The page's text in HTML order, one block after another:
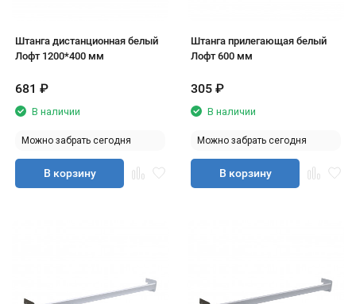
Штанга дистанционная белый
Лофт 1200*400 мм
681 ₽
В наличии
Можно забрать сегодня
В корзину
Штанга прилегающая белый
Лофт 600 мм
305 ₽
В наличии
Можно забрать сегодня
В корзину